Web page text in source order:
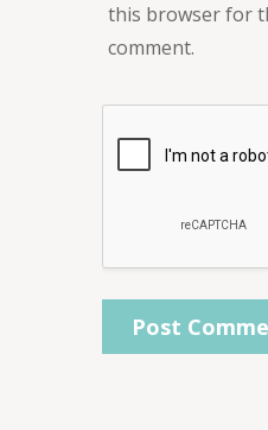
this browser for
comment.